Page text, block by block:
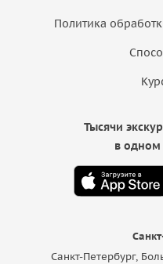
Политика
Санкт-Петербург,
Тысячи
в